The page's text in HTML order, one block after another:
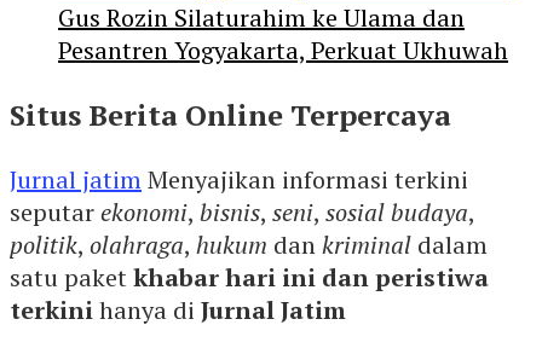
Gus Rozin Silaturahim ke Ulama dan
Pesantren Yogyakarta, Perkuat Ukhuwah
Situs Berita Online Terpercaya
Jurnal jatimMenyajikan informasi terkini
seputarekonomi, bisnis, seni, sosial budaya,
politik, olahraga, hukum dankriminal dalam
satu paketkhabar hari ini dan peristiwa
terkinihanya di Jurnal Jatim